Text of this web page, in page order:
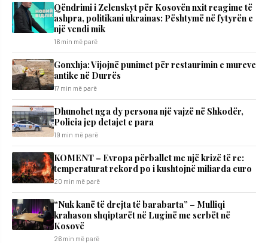
Qëndrimi i Zelenskyt për Kosovën nxit reagime të
ashpra, politikani ukrainas: Pështymë në fytyrën e
një vendi mik
16 min më parë
Gonxhja: Vijojnë punimet për restaurimin e mureve
antike në Durrës
17 min më parë
Dhunohet nga dy persona një vajzë në Shkodër,
Policia jep detajet e para
19 min më parë
KOMENT – Evropa përballet me një krizë të re:
temperaturat rekord po i kushtojnë miliarda euro
20 min më parë
“Nuk kanë të drejta të barabarta” – Mulliqi
krahason shqiptarët në Luginë me serbët në
Kosovë
26 min më parë